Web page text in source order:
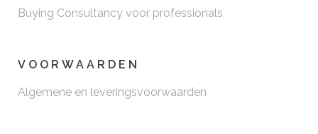
Buying Consultancy voor professionals
VOORWAARDEN
Algemene en leveringsvoorwaarden